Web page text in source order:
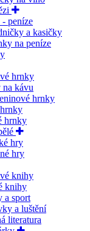
peníze
a kasičky
na peníze
hrnky
kávu
hrnky
hrnky
hry
hry
knihy
knihy
a sport
a luštění
literatura